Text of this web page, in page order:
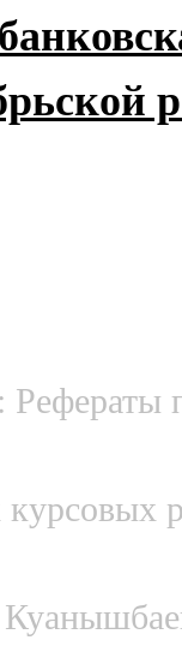
Рефераты